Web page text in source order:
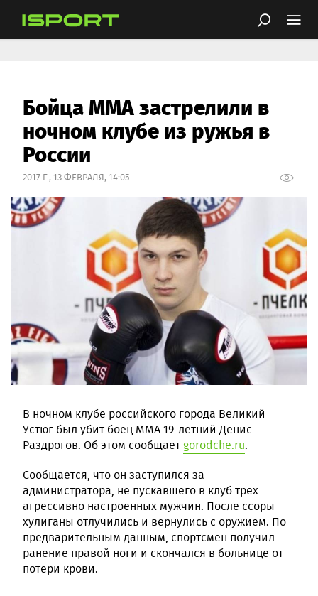
Бойца ММА застрелили в
ночном клубе из ружья в
России
2017 Г., 13 ФЕВРАЛЯ, 14:05
В ночном клубе российского города Великий
Устюг был убит боец ММА 19-летний Денис
Раздрогов. Об этом сообщаетgorodche.ru.
Сообщается, что он заступился за
администратора, не пускавшего в клуб трех
агрессивно настроенных мужчин. После ссоры
хулиганы отлучились и вернулись с оружием. По
предварительным данным, спортсмен получил
ранение правой ноги и скончался в больнице от
потери крови.